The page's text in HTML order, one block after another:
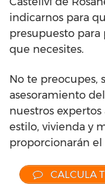
indicarnos para
presupuesto
que necesites.
No te preocupes,
asesoramiento
nuestros expertos
estilo, vivienda y
proporcionarán
CALCULA